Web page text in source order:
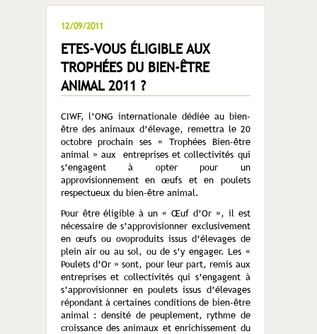
12/09/2011
ETES-VOUS ÉLIGIBLE AUX
TROPHÉES DU BIEN-ÊTRE
ANIMAL 2011 ?
CIWF, l’ONG internationale dédiée au bien-
être des animaux d’élevage, remettra le 20
octobre prochain ses « Trophées Bien-être
animal » aux entreprises et collectivités qui
s’engagent à opter pour un
approvisionnement en œufs et en poulets
respectueux du bien-être animal.
Pour être éligible à un « Œuf d’Or », il est
nécessaire de s’approvisionner exclusivement
en œufs ou ovoproduits issus d’élevages de
plein air ou au sol, ou de s’y engager. Les «
Poulets d’Or » sont, pour leur part, remis aux
entreprises et collectivités qui s’engagent à
s’approvisionner en poulets issus d’élevages
répondant à certaines conditions de bien-être
animal : densité de peuplement, rythme de
croissance des animaux et enrichissement du